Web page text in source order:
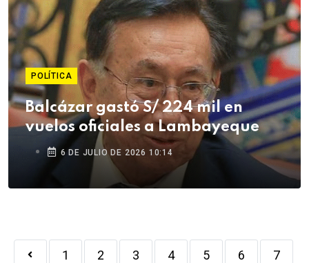
POLÍTICA
Balcázar gastó S/ 224 mil en
vuelos oficiales a Lambayeque
6 DE JULIO DE 2026 10:14
1 2 3 4 5 6 7